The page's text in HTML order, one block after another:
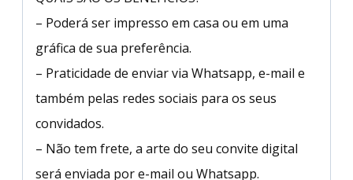
– Poderá ser impresso em casa ou em uma
gráfica de sua preferência.
– Praticidade de enviar via Whatsapp, e-mail e
também pelas redes sociais para os seus
convidados.
– Não tem frete, a arte do seu convite digital
será enviada por e-mail ou Whatsapp.